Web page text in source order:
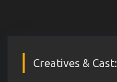
Creatives & Cast: